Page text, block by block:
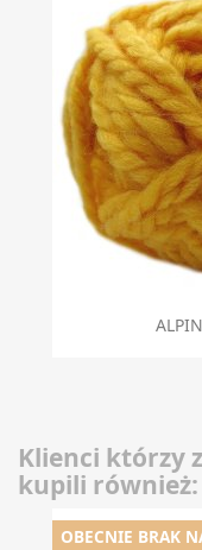
Klienci którzy
kupili również:
OBECNIE BRAK